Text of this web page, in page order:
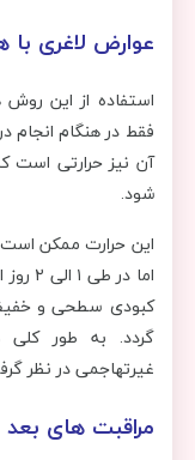
عوارض لاغری با
استفاده از این روش
فقط در هنگام
آن نیز حرارتی است
شود.
این حرارت ممکن است
اما
کبودی سطحی و
گردد. به طور
غیرتهاجمی در نظر
مراقبت های بعد